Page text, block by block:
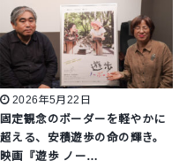
2026年5月22日
固定観念のボーダーを軽やかに
超える、安積遊歩の命の輝き。
映画『遊歩 ノー…